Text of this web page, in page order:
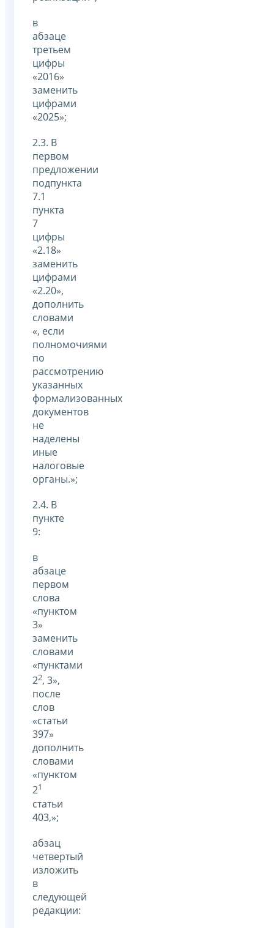
в
абзаце
третьем
цифры
«2016»
заменить
цифрами
«2025»;
2.3. В
первом
предложении
подпункта
7.1
пункта
7
цифры
«2.18»
заменить
цифрами
«2.20»,
дополнить
словами
«, если
полномочиями
по
рассмотрению
указанных
формализованных
документов
не
наделены
иные
налоговые
органы.»;
2.4. В
пункте
9:
в
абзаце
первом
слова
«пунктом
3»
заменить
словами
«пунктами
22, 3»,
после
слов
«статьи
397»
дополнить
словами
«пунктом
21
статьи
403,»;
абзац
четвертый
изложить
в
следующей
редакции: